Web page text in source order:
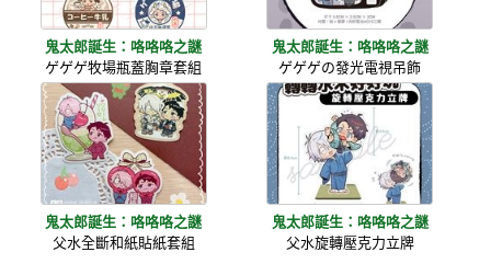
鬼太郎誕生：咯咯咯之謎
ゲゲゲ牧場瓶蓋胸章套組
鬼太郎誕生：咯咯咯之謎
ゲゲゲの發光電視吊飾
鬼太郎誕生：咯咯咯之謎
父水全斷和紙貼紙套組
鬼太郎誕生：咯咯咯之謎
父水旋轉壓克力立牌